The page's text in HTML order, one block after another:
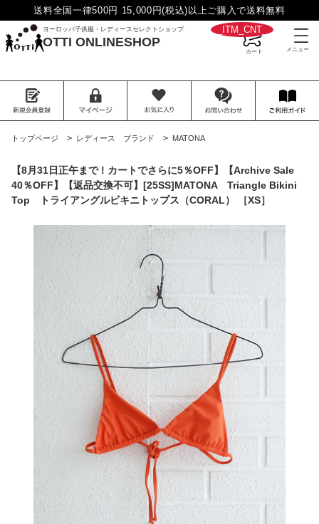
送料全国一律500円 15,000円(税込)以上ご購入で送料無料
ヨーロッパ子供服・レディースセレクトショップ
OTTI ONLINESHOP
__ITM_CNT__
トップページ > レディース ブランド > MATONA
【8月31日正午まで ! カートでさらに5％OFF】【Archive Sale
40％OFF】【返品交換不可】[25SS]MATONA Triangle Bikini
Top トライアングルビキニトップス（CORAL） ［XS］